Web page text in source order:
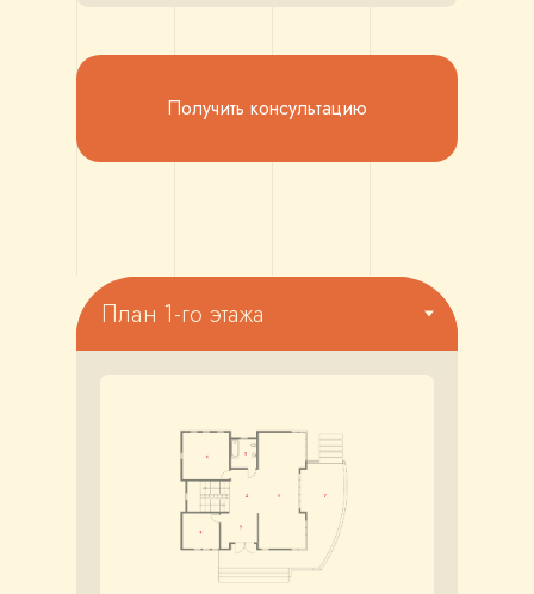
Получить консультацию